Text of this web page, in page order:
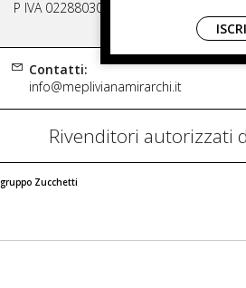
P IVA 02288030782
Contatti:
info@meplivianamirarchi.it
Rivenditori autorizzati
gruppo Zucchetti